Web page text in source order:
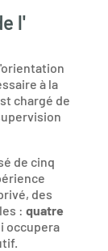
l'
à la
chargé de
de cinq
des
: quatre
occupera